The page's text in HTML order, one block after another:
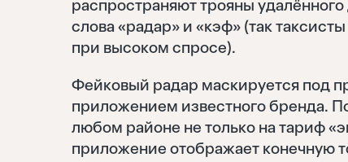
распространяют трояны
слова «радар» и «кэф» (так
при высоком спросе).
Фейковый радар маскируется под
приложением известного бренда.
любом районе не только на тариф
приложение отображает конечную